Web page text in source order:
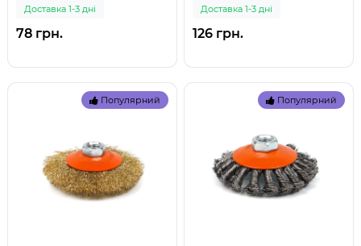
Доставка 1-3 дні
78 грн.
Доставка 1-3 дні
126 грн.
Популярний Популярний